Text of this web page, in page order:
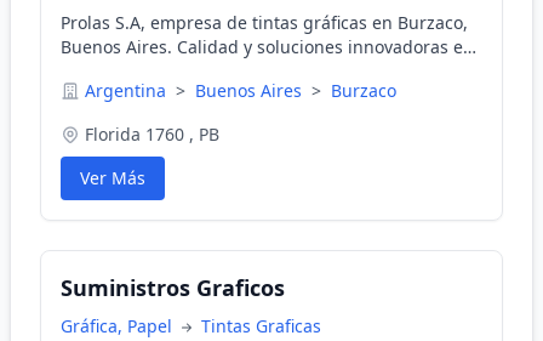
Prolas S.A, empresa de tintas gráficas en Burzaco,
Buenos Aires. Calidad y soluciones innovadoras en
Argentina > Buenos Aires > Burzaco
Florida 1760 , PB
Ver Más
Suministros Graficos
Gráfica, Papel
Tintas Graficas